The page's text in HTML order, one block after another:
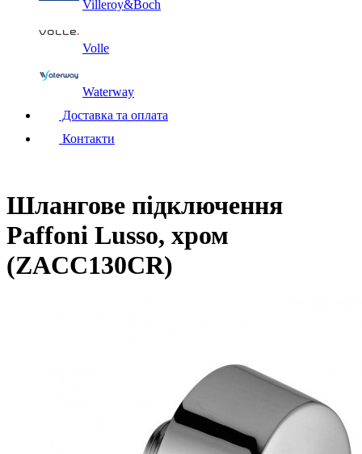
Villeroy&Boch
Volle
Waterway
Доставка та оплата
Контакти
Шлангове підключення
Paffoni Lusso, хром
(ZACC130CR)